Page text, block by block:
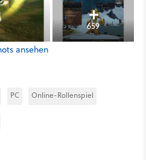
659
ansehen
PC Online-Rollenspiel